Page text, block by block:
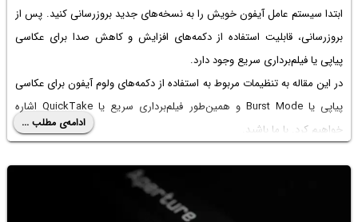
ابتدا سیستم عامل آیفون خویش را به نسخه‌های جدید بروزرسانی کنید. پس از
بروزرسانی، قابلیت استفاده از دکمه‌های افزایش و کاهش صدا برای عکاسی
پیاپی یا فیلم‌برداری سریع وجود دارد.
در این مقاله به تنظیمات مربوط به استفاده از دکمه‌های ولوم آیفون برای عکاسی
پیاپی یا Burst Mode و همین‌طور فیلم‌برداری سریع یا QuickTake اشاره
خواهیم کرد. با ما باشید.
ادامه‌ی مطلب ...